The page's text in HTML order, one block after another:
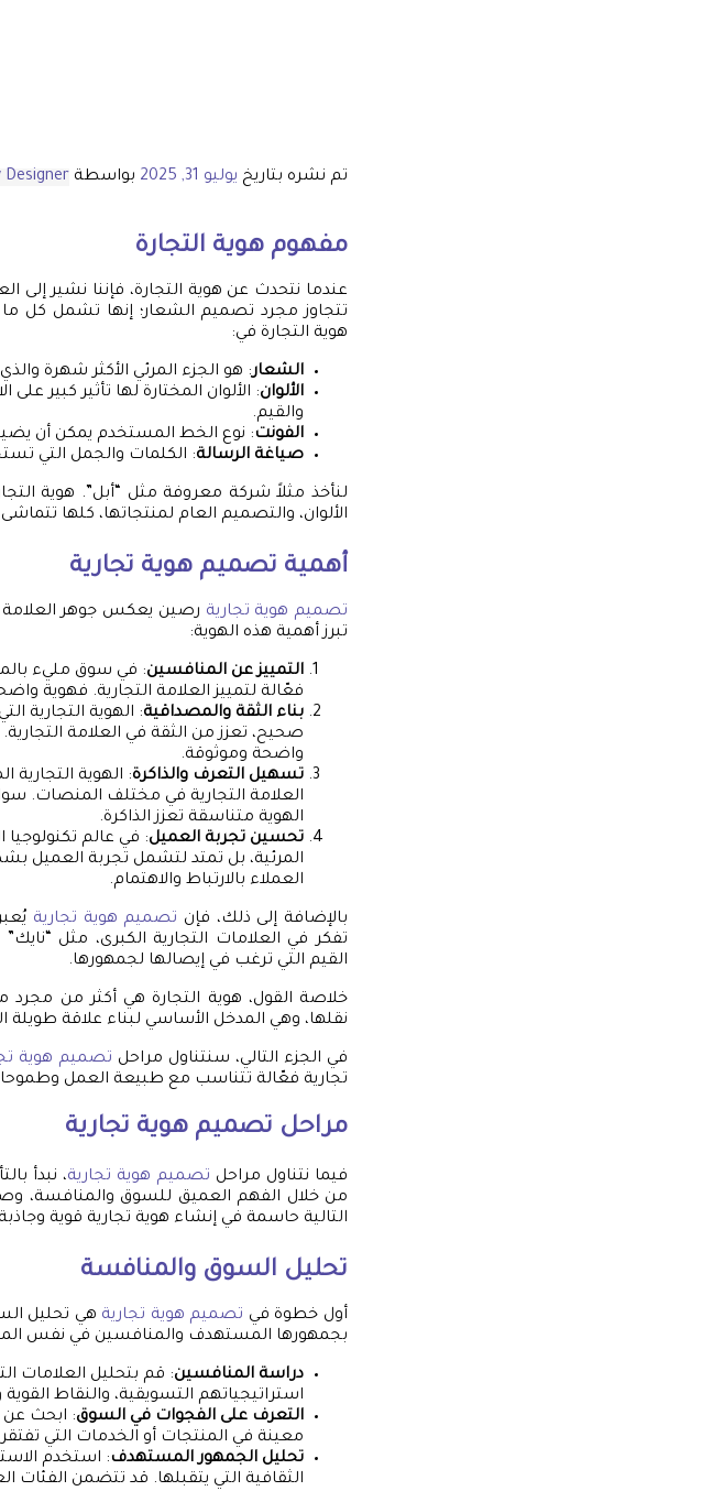
تم نشره بتاريخ يوليو 31, 2025 بواسطة Designer
مفهوم هوية التجارة
عندما نتحدث عن هوية التجارة، فإننا نشير إلى
تتجاوز مجرد تصميم الشعار؛ إنها تشمل كل
هوية التجارة في:
الشعار: هو الجزء المرئي الأكثر شهرة
الألوان: الألوان المختارة لها تأثير كبير
والقيم.
الفونت: نوع الخط المستخدم يمكن أن
صياغة الرسالة: الكلمات والجمل التي
لنأخذ مثلاً شركة معروفة مثل “أبل”. هوية
الألوان، والتصميم العام لمنتجاتها، كلها
أهمية تصميم هوية تجارية
تصميم هوية تجارية رصين يعكس جوهر العلامة
تبرز أهمية هذه الهوية:
التمييز عن المنافسين: في سوق مليء
فعّالة لتمييز العلامة التجارية. فهوية
بناء الثقة والمصداقية: الهوية
صحيح، تعزز من الثقة في العلامة
واضحة وموثوقة.
تسهيل التعرف والذاكرة: الهوية
العلامة التجارية في مختلف المنصات.
الهوية متناسقة تعزز الذاكرة.
تحسين تجربة العميل: في عالم تكنولوجيا
المرئية، بل تمتد لتشمل تجربة
العملاء بالارتباط والاهتمام.
بالإضافة إلى ذلك، فإن تصميم هوية تجارية
تفكر في العلامات التجارية الكبرى، مثل
القيم التي ترغب في إيصالها لجمهورها.
خلاصة القول، هوية التجارة هي أكثر من مجرد
نقلها، وهي المدخل الأساسي لبناء علاقة طويلة
في الجزء التالي، سنتناول مراحل تصميم هوية
تجارية فعّالة تتناسب مع طبيعة العمل
مراحل تصميم هوية تجارية
فيما نتناول مراحل تصميم هوية تجارية، نبدأ
من خلال الفهم العميق للسوق والمنافسة،
التالية حاسمة في إنشاء هوية تجارية قوية
تحليل السوق والمنافسة
أول خطوة في تصميم هوية تجارية هي تحليل
بجمهورها المستهدف والمنافسين في نفس
دراسة المنافسين: قم بتحليل العلامات
استراتيجياتهم التسويقية، والنقاط
التعرف على الفجوات في السوق: ابحث عن
معينة في المنتجات أو الخدمات التي
تحليل الجمهور المستهدف: استخدم
الثقافية التي يتقبلها. قد تتضمن الفئات